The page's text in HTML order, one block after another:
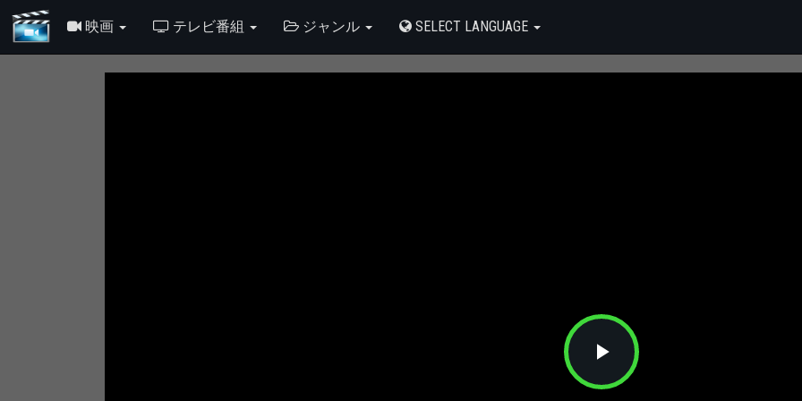
映画 テレビ番組 ジャンル SELECT LANGUAGE
Play